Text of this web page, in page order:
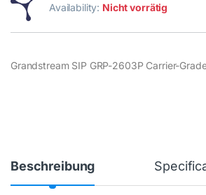
Availability: Nicht vorrätig
Grandstream SIP GRP-2603P Carrier-
Beschreibung